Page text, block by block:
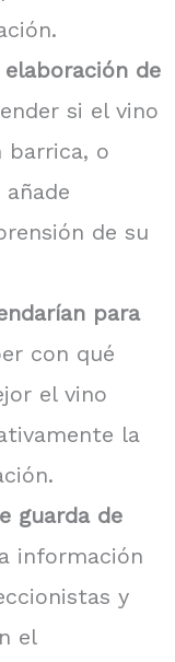
de
si el vino
barrica, o
de su
para
con qué
el vino
la
guarda de
información
y
el